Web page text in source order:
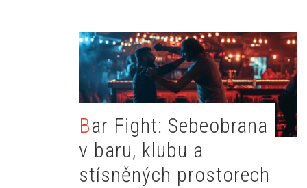
Bar Fight: Sebeobrana
v baru, klubu a
stísněných prostorech